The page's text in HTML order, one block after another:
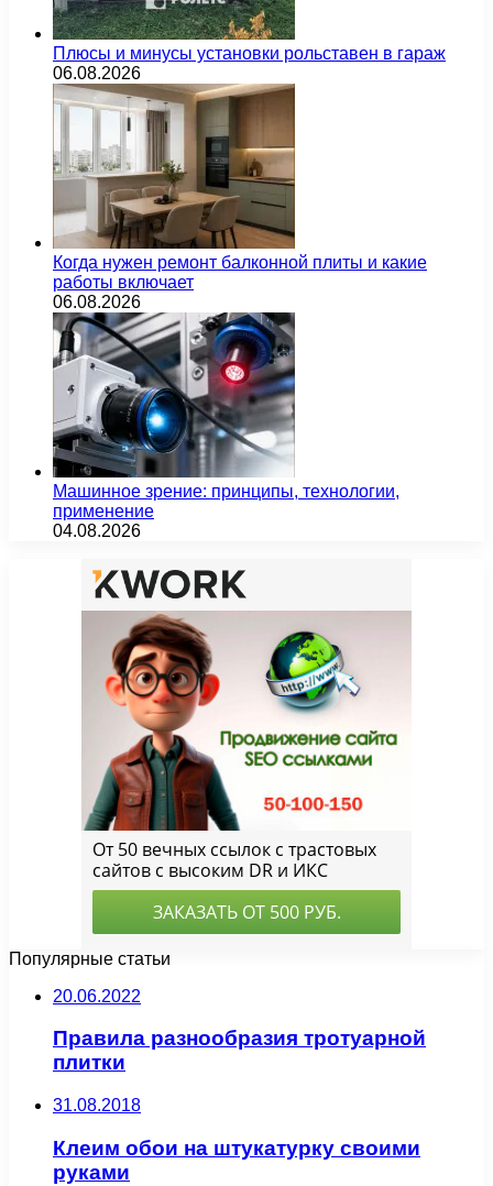
Плюсы и минусы установки рольставен в гараж
06.08.2026
Когда нужен ремонт балконной плиты и какие
работы включает
06.08.2026
Машинное зрение: принципы, технологии,
применение
04.08.2026
Популярные статьи
20.06.2022
Правила разнообразия тротуарной
плитки
31.08.2018
Клеим обои на штукатурку своими
руками